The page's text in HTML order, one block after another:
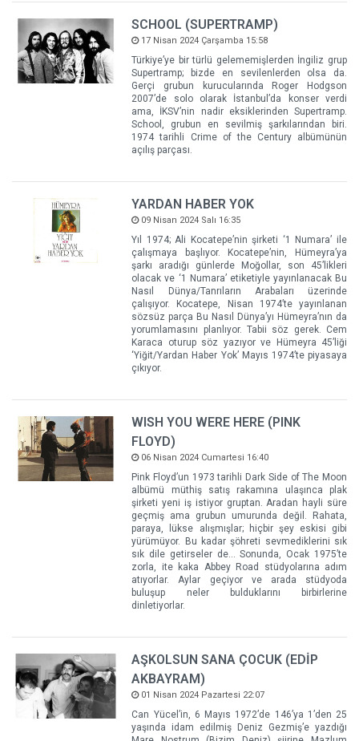
SCHOOL (SUPERTRAMP)
17 Nisan 2024 Çarşamba 15:58
Türkiye’ye bir türlü gelememişlerden İngiliz grup
Supertramp; bizde en sevilenlerden olsa da.
Gerçi grubun kurucularında Roger Hodgson
2007’de solo olarak İstanbul’da konser verdi
ama, İKSV’nin nadir eksiklerinden Supertramp.
School, grubun en sevilmiş şarkılarından biri.
1974 tarihli Crime of the Century albümünün
açılış parçası.
YARDAN HABER YOK
09 Nisan 2024 Salı 16:35
Yıl 1974; Ali Kocatepe’nin şirketi ‘1 Numara’ ile
çalışmaya başlıyor. Kocatepe’nin, Hümeyra’ya
şarkı aradığı günlerde Moğollar, son 45’likleri
olacak ve ‘1 Numara’ etiketiyle yayınlanacak Bu
Nasıl Dünya/Tanrıların Arabaları üzerinde
çalışıyor. Kocatepe, Nisan 1974’te yayınlanan
sözsüz parça Bu Nasıl Dünya’yı Hümeyra’nın da
yorumlamasını planlıyor. Tabii söz gerek. Cem
Karaca oturup söz yazıyor ve Hümeyra 45’liği
‘Yiğit/Yardan Haber Yok’ Mayıs 1974’te piyasaya
çıkıyor.
WISH YOU WERE HERE (PINK
FLOYD)
06 Nisan 2024 Cumartesi 16:40
Pink Floyd’un 1973 tarihli Dark Side of The Moon
albümü müthiş satış rakamına ulaşınca plak
şirketi yeni iş istiyor gruptan. Aradan hayli süre
geçmiş ama grubun umurunda değil. Rahata,
paraya, lükse alışmışlar; hiçbir şey eskisi gibi
yürümüyor. Bu kadar şöhreti sevmediklerini sık
sık dile getirseler de… Sonunda, Ocak 1975’te
zorla, ite kaka Abbey Road stüdyolarına adım
atıyorlar. Aylar geçiyor ve arada stüdyoda
buluşup neler bulduklarını birbirlerine
dinletiyorlar.
AŞKOLSUN SANA ÇOCUK (EDİP
AKBAYRAM)
01 Nisan 2024 Pazartesi 22:07
Can Yücel’in, 6 Mayıs 1972’de 146’ya 1’den 25
yaşında idam edilmiş Deniz Gezmiş’e yazdığı